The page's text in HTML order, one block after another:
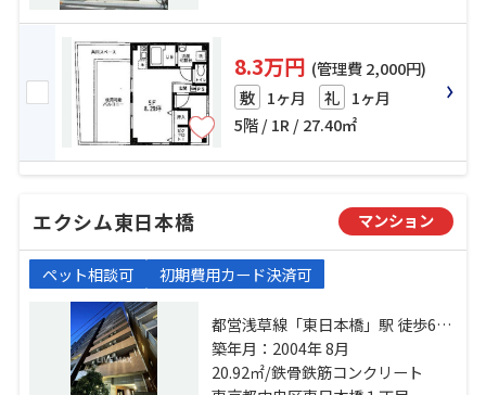
8.3万円 (管理費 2,000円)
敷 1ヶ月 礼 1ヶ月
5階 / 1R / 27.40㎡
エクシム東日本橋 マンション
ペット相談可 初期費用カード決済可
都営浅草線「東日本橋」駅 徒歩6分
都営新宿線「浜町」駅 徒歩6分 都営
新宿線「馬喰横山」駅 徒歩9分
築年月：2004年 8月
20.92㎡/鉄骨鉄筋コンクリート